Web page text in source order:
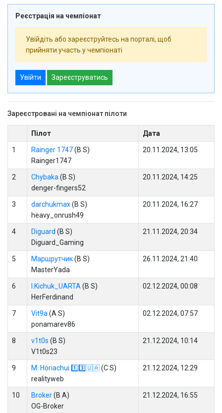
Реєстрація на чемпіонат
Увійдіть або зареєструйтесь на порталі, щоб
прийняти участь у чемпіонаті
Увійти Зареєструватись
Зареєстровані на чемпіонат пілоти
Пілот Дата
1 Rainger 1747(B S)
Rainger1747
20.11.2024, 13:05
2 Chybaka (B S)
denger-fingers52
20.11.2024, 14:25
3 darchukmax(B S)
heavy_onrush49
20.11.2024, 16:27
4 Diguard (B S)
Diguard_Gaming
21.11.2024, 20:34
5 Маршрутчик(B S)
MasterYada
26.11.2024, 21:40
6 I.Kichuk_UARTA (B S)
HerFerdinand
02.12.2024, 00:08
7 Vit9a (A S)
ponamarev86
02.12.2024, 07:57
8 v1t0s (B S)
V1t0s23
21.12.2024, 10:14
9 M. Horiachui 1️⃣3️⃣🇺🇦(C S)
realityweb
21.12.2024, 12:29
10 Broker(B A)
OG-Broker
21.12.2024, 16:55